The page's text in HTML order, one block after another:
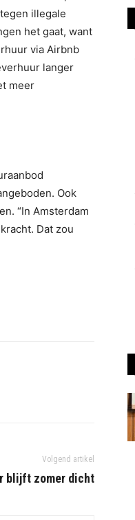
illegale
het gaat, want
via Airbnb
langer
meer
Ook
“In Amsterdam
Dat zou
Volgend artikel
blijft zomer dicht